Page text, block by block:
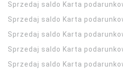
Sprzedaj saldo Karta
Sprzedaj saldo Karta
Sprzedaj saldo Karta
Sprzedaj saldo Karta
Sprzedaj saldo Karta